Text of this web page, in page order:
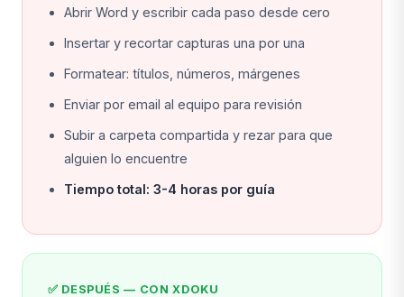
Abrir Word y escribir cada paso desde cero
Insertar y recortar capturas una por una
Formatear: títulos, números, márgenes
Enviar por email al equipo para revisión
Subir a carpeta compartida y rezar para que
alguien lo encuentre
Tiempo total: 3-4 horas por guía
✅ DESPUÉS — CON XDOKU